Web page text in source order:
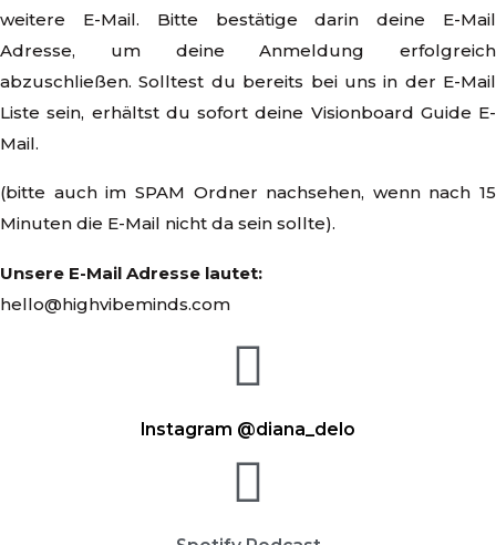
weitere E-Mail. Bitte bestätige darin deine E-Mail
Adresse, um deine Anmeldung erfolgreich
abzuschließen. Solltest du bereits bei uns in der E-Mail
Liste sein, erhältst du sofort deine Visionboard Guide E-
Mail.
(bitte auch im SPAM Ordner nachsehen, wenn nach 15
Minuten die E-Mail nicht da sein sollte).
Unsere E-Mail Adresse lautet:
hello@highvibeminds.com
Instagram @diana_delo